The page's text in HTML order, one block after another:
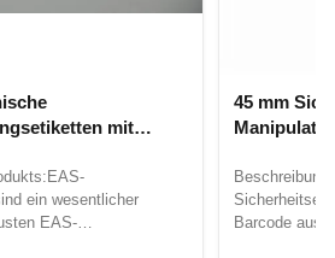
mit
ein wesentlicher
EAS-
45 mm
Barcode